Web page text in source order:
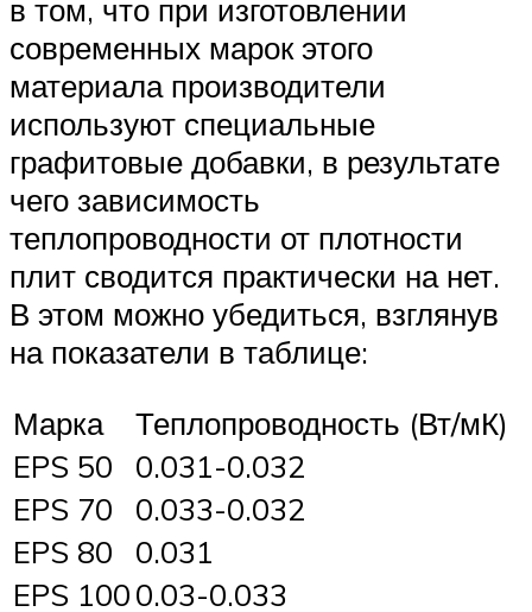
в том, что при изготовлении
современных марок этого
материала производители
используют специальные
графитовые добавки, в результате
чего зависимость
теплопроводности от плотности
плит сводится практически на нет.
В этом можно убедиться, взглянув
на показатели в таблице:
Марка
Теплопроводность (Вт/мК)
EPS 50
0.031-0.032
EPS 70
0.033-0.032
EPS 80
0.031
EPS 1000.03-0.033